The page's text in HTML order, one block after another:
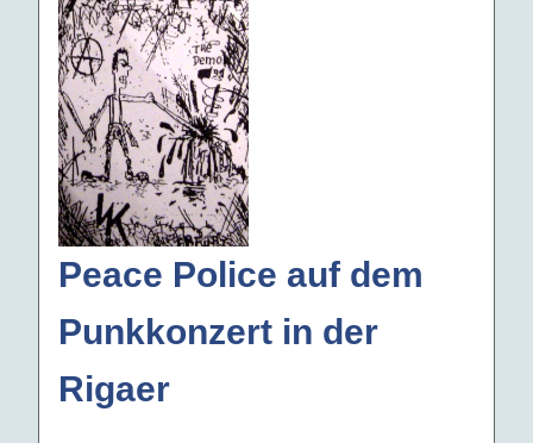
Peace Police auf dem
Punkkonzert in der
Rigaer